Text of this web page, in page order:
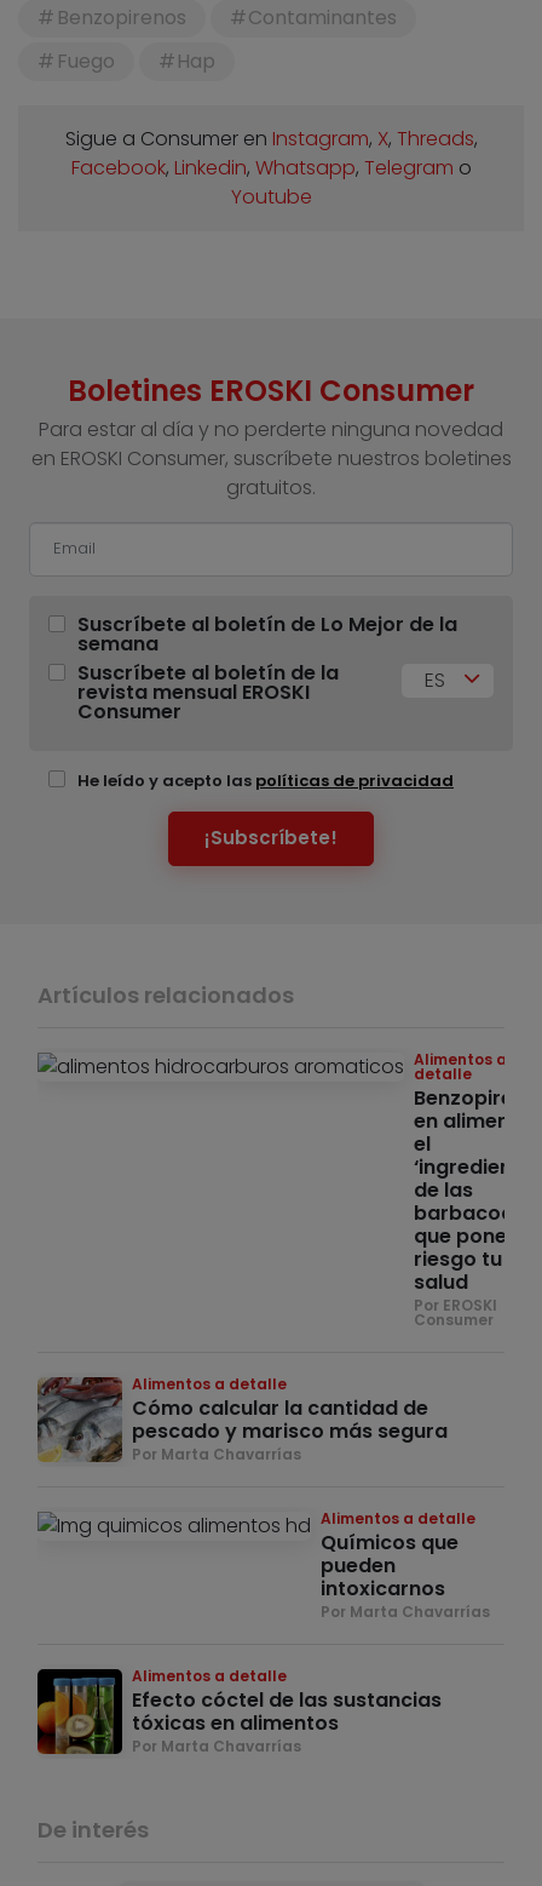
Benzopirenos
Contaminantes
Fuego
Hap
Sigue a Consumer en Instagram, X, Threads,
Facebook, Linkedin, Whatsapp, Telegram o
Youtube
Boletines EROSKI Consumer
Para estar al día y no perderte ninguna novedad
en EROSKI Consumer, suscríbete nuestros boletines
gratuitos.
Suscríbete al boletín de Lo Mejor de la
semana
Suscríbete al boletín de la
revista mensual EROSKI
Consumer
ES
He leído y acepto las políticas de privacidad
¡Subscríbete!
Artículos relacionados
Alimentos a
detalle
en
el
‘ingrediente’
de las
barbacoas
que pone en
riesgo tu
salud
Por EROSKI
Consumer
Alimentos a detalle
Cómo calcular la cantidad de
pescado y marisco más segura
Por Marta Chavarrías
Alimentos a detalle
Químicos que
pueden
intoxicarnos
Por Marta Chavarrías
Alimentos a detalle
Efecto cóctel de las sustancias
tóxicas en alimentos
Por Marta Chavarrías
De interés